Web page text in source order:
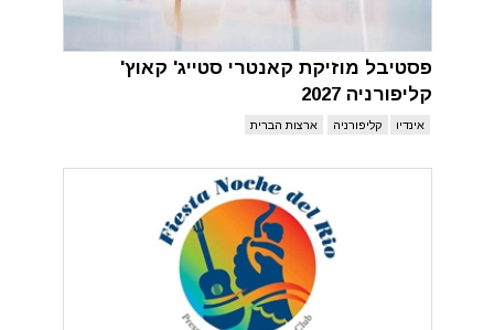
פסטיבל מוזיקת קאנטרי סטייג' קאוץ'
קליפורניה 2027
אינדיו קליפורניה ארצות הברית